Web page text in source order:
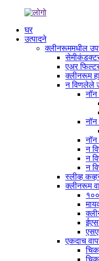
घर
उत्पादने
क्लीनरूममधील
एअर
क्लीनरूम
न विणलेले
नॉन
न
न
न
स्लीव्ह
क्लीनरूम
एकदाच